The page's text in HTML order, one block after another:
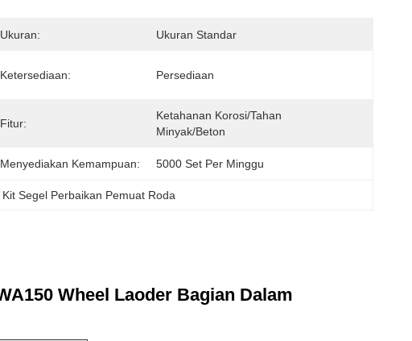
Ukuran: Ukuran Standar
Ketersediaan: Persediaan
Fitur:
Ketahanan Korosi/tahan
Minyak/beton
Menyediakan Kemampuan: 5000 Set Per Minggu
Kit Segel Perbaikan Pemuat Roda
Wheel Laoder Bagian Dalam